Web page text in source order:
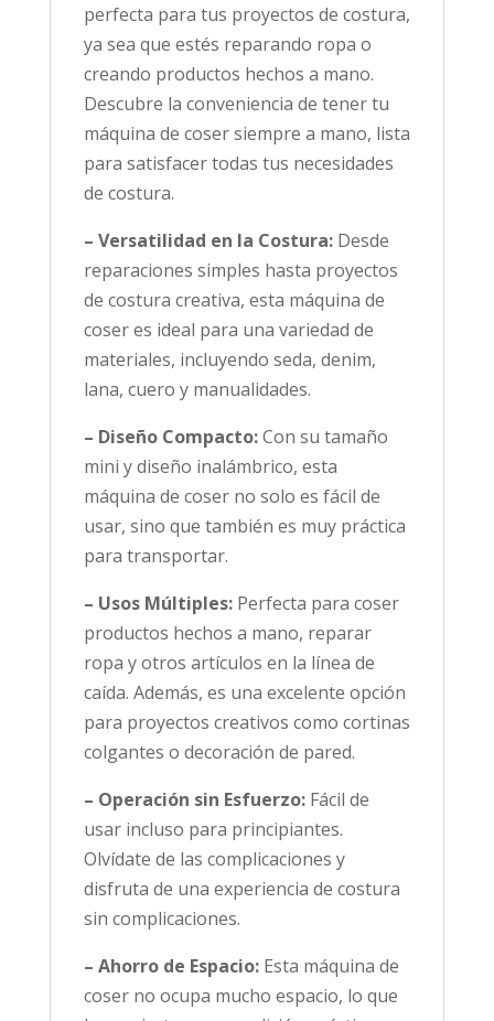
perfecta para tus proyectos de costura,
ya sea que estés reparando ropa o
creando productos hechos a mano.
Descubre la conveniencia de tener tu
máquina de coser siempre a mano, lista
para satisfacer todas tus necesidades
de costura.
– Versatilidad en la Costura: Desde
reparaciones simples hasta proyectos
de costura creativa, esta máquina de
coser es ideal para una variedad de
materiales, incluyendo seda, denim,
lana, cuero y manualidades.
– Diseño Compacto:Con su tamaño
mini y diseño inalámbrico, esta
máquina de coser no solo es fácil de
usar, sino que también es muy práctica
para transportar.
– Usos Múltiples:Perfecta para coser
productos hechos a mano, reparar
ropa y otros artículos en la línea de
caída. Además, es una excelente opción
para proyectos creativos como cortinas
colgantes o decoración de pared.
– Operación sin Esfuerzo: Fácil de
usar incluso para principiantes.
Olvídate de las complicaciones y
disfruta de una experiencia de costura
sin complicaciones.
– Ahorro de Espacio:Esta máquina de
coser no ocupa mucho espacio, lo que